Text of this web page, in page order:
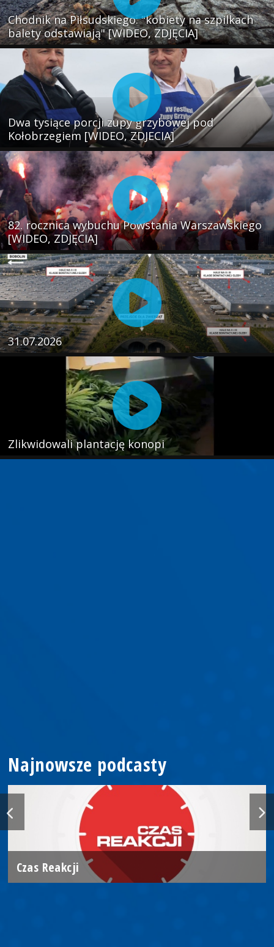
Chodnik na Piłsudskiego: "kobiety na szpilkach
balety odstawiają" [WIDEO, ZDJĘCIA]
Dwa tysiące porcji zupy grzybowej pod
Kołobrzegiem [WIDEO, ZDJECIA]
82. rocznica wybuchu Powstania Warszawskiego
[WIDEO, ZDJĘCIA]
31.07.2026
Zlikwidowali plantację konopi
Najnowsze podcasty
Czas Reakcji